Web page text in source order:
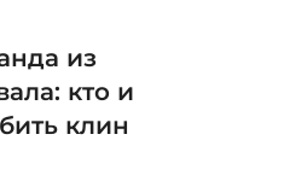
из
кто и
клин